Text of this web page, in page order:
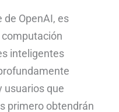
de OpenAI, es
inteligentes
usuarios que
primero obtendrán